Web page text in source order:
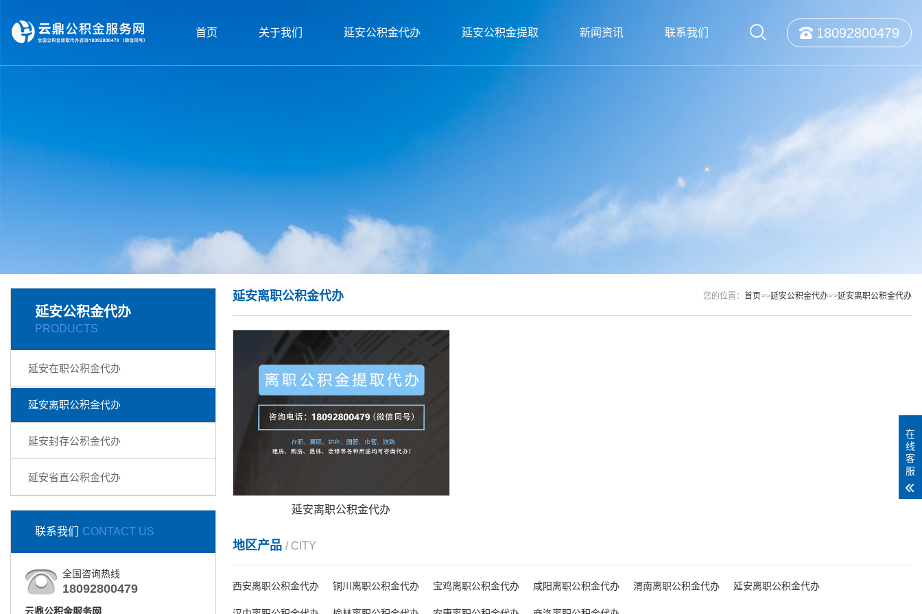
首页 关于我们 延安公积金代办 延安公积金提取 新闻资讯 联系我们 18092800479
延安公积金代办
PRODUCTS
延安在职公积金代办
延安离职公积金代办
延安封存公积金代办
延安省直公积金代办
联系我们 CONTACT US
全国咨询热线
18092800479
云鼎公积金服务网
您的位置： 首页>>延安公积金代办>>延安离职公积金代办
延安离职公积金代办
延安离职公积金代办
地区产品 / CITY
西安离职公积金代办 铜川离职公积金代办 宝鸡离职公积金代办 咸阳离职公积金代办 渭南离职公积金代办 延安离职公积金代办
在
线
客
服